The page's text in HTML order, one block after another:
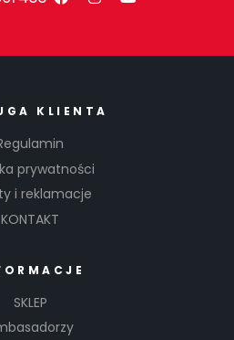
KLIENTA
prywatności
i reklamacje
KONTAKT
SKLEP